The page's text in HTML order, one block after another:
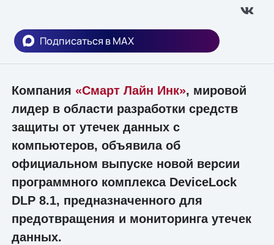
Подписаться в MAX
Компания «Смарт Лайн Инк», мировой
лидер в области разработки средств
защиты от утечек данных с
компьютеров, объявила об
официальном выпуске новой версии
программного комплекса DeviceLock
DLP 8.1, предназначенного для
предотвращения и мониторинга утечек
данных.